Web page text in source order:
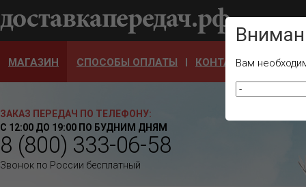
Ваш
МАГАЗИН СПОСОБЫ ОПЛАТЫ КОНТАКТЫ
ЗАКАЗ ПЕРЕДАЧ ПО ТЕЛЕФОНУ:
С 12:00 ДО 19:00 ПО БУДНИМ ДНЯМ
8 (800) 333-06-58
Звонок по России бесплатный
Вам